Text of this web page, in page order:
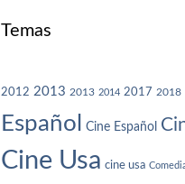
Temas
2012 2013 2013 2014 2017 2018
Español Cine Español
Cine Usa cine usa